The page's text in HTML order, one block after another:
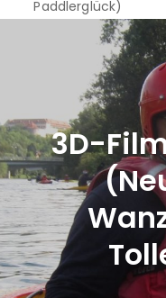
Paddlerglück)
3D-